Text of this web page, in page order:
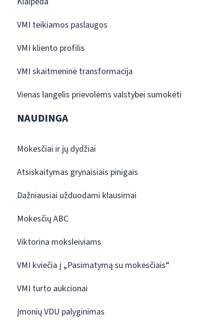
VMI teikiamos paslaugos
VMI kliento profilis
VMI skaitmeninė transformacija
Vienas langelis prievolėms valstybei sumokėti
NAUDINGA
Mokesčiai ir jų dydžiai
Atsiskaitymas grynaisiais pinigais
Dažniausiai užduodami klausimai
Mokesčių ABC
Viktorina moksleiviams
VMI kviečia į „Pasimatymą su mokesčiais“
VMI turto aukcionai
Įmonių VDU palyginimas